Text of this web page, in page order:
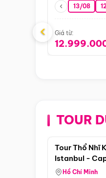
13/08
Giá từ:
‹
TOUR
Tour Thổ Nhĩ
Istanbul -
Pamukkale
Hồ Chí Minh